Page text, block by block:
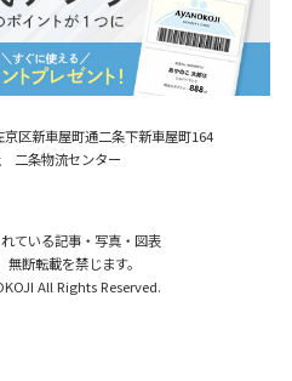
区新車屋町通二条下新車屋町164
二条物流センター
ている記事・写真・図表
断転載を禁じます。
All Rights Reserved.